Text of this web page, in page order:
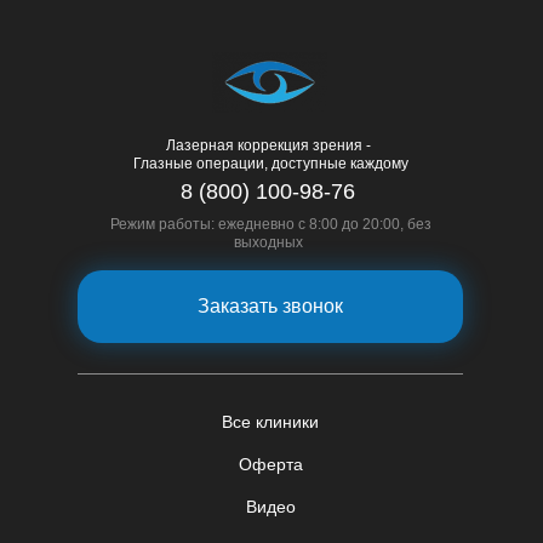
Лазерная коррекция зрения -
Глазные операции, доступные каждому
Оферта
Видео
Все клиники
8 (800) 100-98-76
Режим работы: ежедневно с 8:00 до 20:00, без
выходных
Заказать звонок